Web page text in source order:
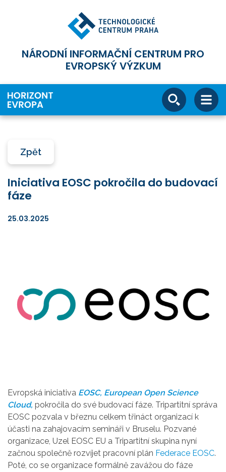
NÁRODNÍ INFORMAČNÍ CENTRUM PRO
EVROPSKÝ VÝZKUM
Zpět
Iniciativa EOSC pokročila do budovací
fáze
25.03.2025
Evropská iniciativa EOSC, European Open Science
Cloud, pokročila do své budovací fáze. Tripartitní správa
EOSC pozvala v březnu celkem třináct organizací k
účasti na zahajovacím semináři v Bruselu. Pozvané
organizace, Uzel EOSC EU a Tripartitní skupina nyní
začnou společně rozvíjet pracovní plán Federace EOSC.
Poté, co se organizace formálně zavážou do fáze